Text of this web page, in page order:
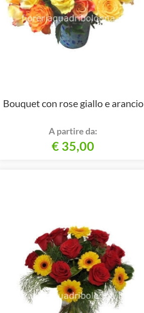
Bouquet con rose giallo e arancio
A partire da:
€ 35,00